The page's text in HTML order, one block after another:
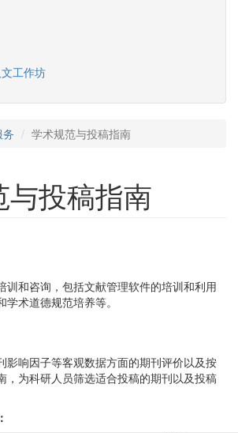
工作坊
学术规范与投稿指南
与投稿指南
训和咨询，包括文献管理软件的培训和利用
术道德规范培养等。
响因子等客观数据方面的期刊评价以及按
，为科研人员筛选适合投稿的期刊以及投稿